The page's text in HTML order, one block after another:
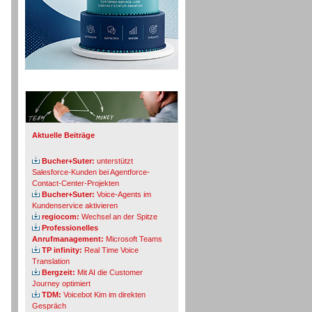
Aktuelle Beiträge
Bucher+Suter: unterstützt
Salesforce-Kunden bei Agentforce-
Contact-Center-Projekten
Bucher+Suter: Voice-Agents im
Kundenservice aktivieren
regiocom: Wechsel an der Spitze
Professionelles
Anrufmanagement: Microsoft Teams
TP infinity: Real Time Voice
Translation
Bergzeit: Mit AI die Customer
Journey optimiert
TDM: Voicebot Kim im direkten
Gespräch